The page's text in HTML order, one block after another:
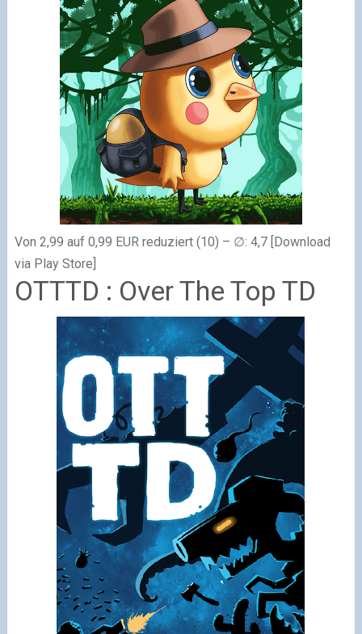
Von 2,99 auf 0,99 EUR reduziert (10) – ∅: 4,7 [Download
via Play Store]
OTTTD : Over The Top TD